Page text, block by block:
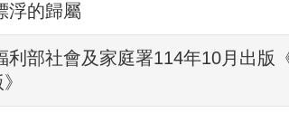
浮的歸屬
利部社會及家庭署114年10月出